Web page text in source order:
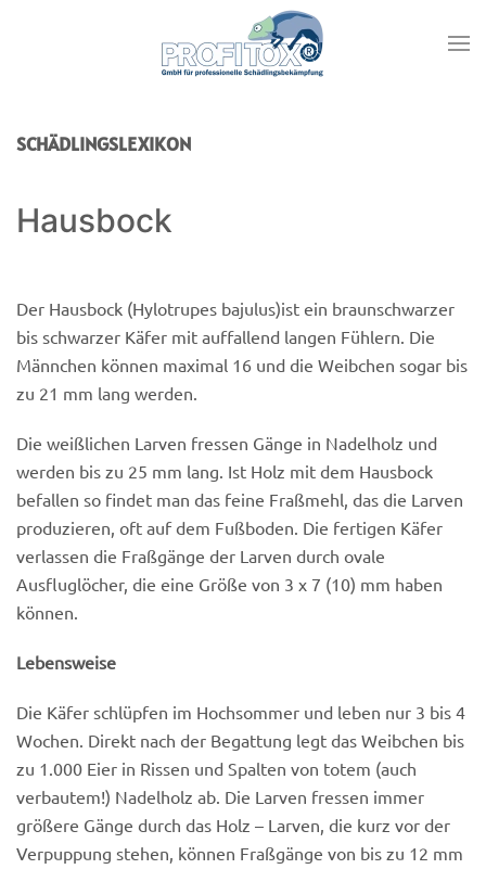
SCHÄDLINGSLEXIKON
Hausbock
Der Hausbock (Hylotrupes bajulus)ist ein braunschwarzer
bis schwarzer Käfer mit auffallend langen Fühlern. Die
Männchen können maximal 16 und die Weibchen sogar bis
zu 21 mm lang werden.
Die weißlichen Larven fressen Gänge in Nadelholz und
werden bis zu 25 mm lang. Ist Holz mit dem Hausbock
befallen so findet man das feine Fraßmehl, das die Larven
produzieren, oft auf dem Fußboden. Die fertigen Käfer
verlassen die Fraßgänge der Larven durch ovale
Ausfluglöcher, die eine Größe von 3 x 7 (10) mm haben
können.
Lebensweise
Die Käfer schlüpfen im Hochsommer und leben nur 3 bis 4
Wochen. Direkt nach der Begattung legt das Weibchen bis
zu 1.000 Eier in Rissen und Spalten von totem (auch
verbautem!) Nadelholz ab. Die Larven fressen immer
größere Gänge durch das Holz – Larven, die kurz vor der
Verpuppung stehen, können Fraßgänge von bis zu 12 mm